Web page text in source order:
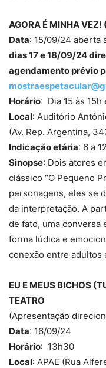
AGORA É MINHA VEZ!
Data: 15/09/24 aberta
dias 17 e 18/09/24
agendamento prévio
Horário: Dia 15 às 15h
Local: Auditório
(Av. Rep. Argentina,
Indicação etária: 6 a
Sinopse: Dois atores
clássico “O Pequeno
personagens, eles se
da interpretação. A
de fato, uma conversa
forma lúdica e
conexão entre adultos
EU E MEUS BICHOS
TEATRO
(Apresentação
Data: 16/09/24
Horário: 13h30
Local: APAE (Rua